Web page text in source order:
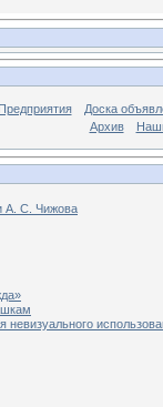
Предприятия
Доска
Архив
А. С. Чижова